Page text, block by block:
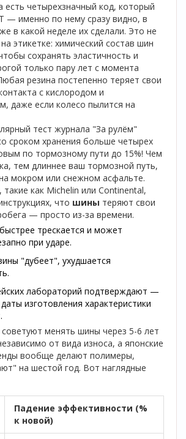
есть четырехзначный код, который
— именно по нему сразу видно, в
в какой неделе их сделали. Это не
этикетке: химический состав шин
сохранять эластичность и
только пару лет с момента
резина постепенно теряет свои
с кислородом и
даже если колесо пылится на
тест журнала "За рулём"
сроком хранения больше четырех
по тормозному пути до 15%! Чем
тем длиннее ваш тормозной путь,
мокром или снежном асфальте.
как Michelin или Continental,
что шины теряют свои
— просто из-за времени.
трескается и может
при ударе.
"дубеет", ухудшается
лабораторий подтверждают —
изготовления характеристики
менять шины через 5-6 лет
от вида износа, а японские
вообще делают полимеры,
на шестой год. Вот наглядные
Падение эффективности (%
к новой)